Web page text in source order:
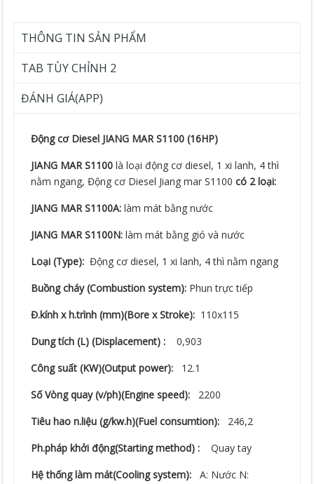
THÔNG TIN SẢN PHẨM
TAB TÙY CHỈNH 2
ĐÁNH GIÁ(APP)
Động cơ Diesel JIANG MAR S1100 (16HP)
JIANG MAR S1100 là loại động cơ diesel, 1 xi lanh, 4 thì
nằm ngang, Động cơ Diesel Jiang mar S1100có 2 loại:
JIANG MAR S1100A:làm mát bằng nước
JIANG MAR S1100N: làm mát bằng gió và nước
Loại (Type): Động cơ diesel, 1 xi lanh, 4 thì nằm ngang
Buồng cháy (Combustion system): Phun trực tiếp
Đ.kính x h.trình (mm)(Bore x Stroke): 110x115
Dung tích (L) (Displacement) : 0,903
Công suất (KW)(Output power):
12.1
Số Vòng quay (v/ph)(Engine speed):
2200
Tiêu hao n.liệu (g/kw.h)(Fuel consumtion): 246,2
Ph.pháp khởi động(Starting method) :
Quay tay
Hệ thống làm mát(Cooling system):
A: Nước N: